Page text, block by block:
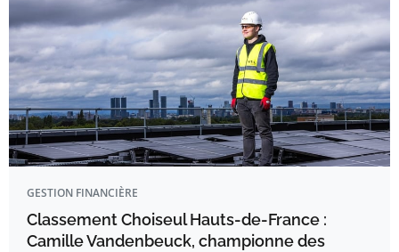
GESTION FINANCIÈRE
Classement Choiseul Hauts-de-France :
Camille Vandenbeuck, championne des